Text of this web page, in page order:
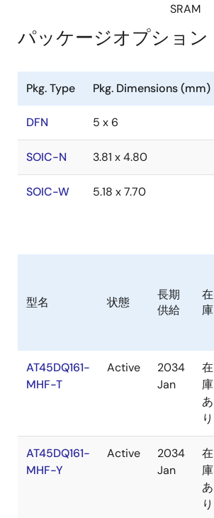
SRAM
パッケージオプション
Pkg. Type Pkg. Dimensions (mm)
DFN 5 x 6
SOIC-N 3.81 x 4.80
SOIC-W 5.18 x 7.70
型名 状態
長期
供給
在
庫
AT45DQ161-
MHF-T
Active
2034
Jan
在
庫
あ
り
AT45DQ161-
MHF-Y
Active
2034
Jan
在
庫
あ
り